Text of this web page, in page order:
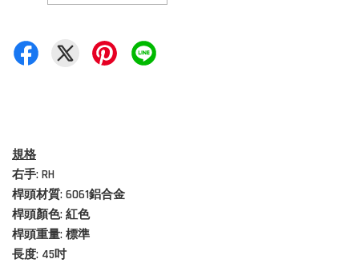
規格
右手: RH
桿頭材質: 6061鋁合金
桿頭顏色: 紅色
桿頭重量: 標準
長度: 45吋